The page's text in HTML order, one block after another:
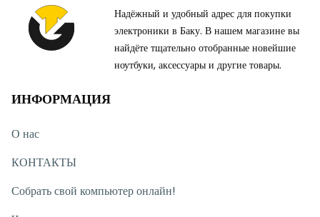
Надёжный и удобный адрес для покупки
электроники в Баку. В нашем магазине вы
найдёте тщательно отобранные новейшие
ноутбуки, аксессуары и другие товары.
ИНФОРМАЦИЯ
О нас
КОНТАКТЫ
Собрать свой компьютер онлайн!